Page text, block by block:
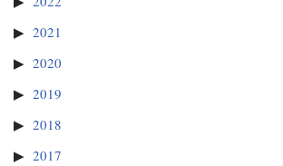
2021
2020
2019
2018
2017